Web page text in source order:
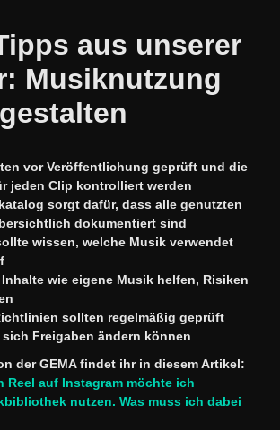
aus unserer
Musiknutzung
vor Veröffentlichung geprüft und die
jeden Clip kontrolliert werden
sorgt dafür, dass alle genutzten
dokumentiert sind
wissen, welche Musik verwendet
wie eigene Musik helfen, Risiken
sollten regelmäßig geprüft
sich Freigaben ändern können
der GEMA findet ihr in diesem Artikel:
Reel auf Instagram möchte ich
nutzen. Was muss ich dabei